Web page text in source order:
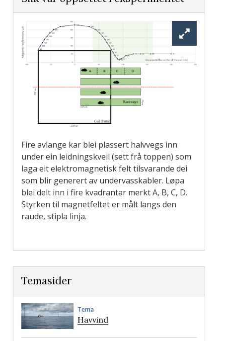
Fire avlange kar blei plassert halvvegs inn
under ein leidningskveil (sett frå toppen) som
laga eit elektromagnetisk felt tilsvarande dei
som blir generert av undervasskabler. Løpa
blei delt inn i fire kvadrantar merkt A, B, C, D.
Styrken til magnetfeltet er målt langs den
raude, stipla linja.
Temasider
Tema
Havvind